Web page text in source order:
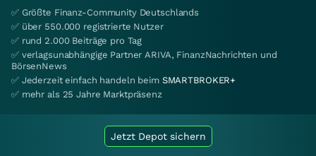
✅ Größte Finanz-Community Deutschlands
✅ über 550.000 registrierte Nutzer
✅ rund 2.000 Beiträge pro Tag
✅ verlagsunabhängige Partner ARIVA, FinanzNachrichten und
BörsenNews
✅ Jederzeit einfach handeln beim SMARTBROKER+
✅ mehr als 25 Jahre Marktpräsenz
Jetzt Depot sichern